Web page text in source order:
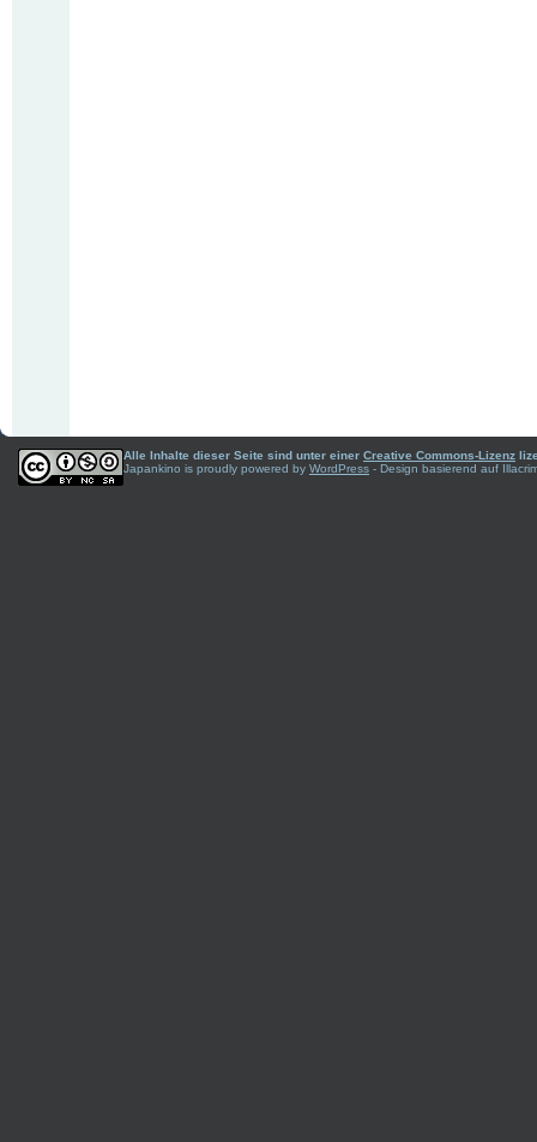
Alle Inhalte dieser Seite sind unter einer Creative Commons-Lizenz
Japankino is proudly powered by WordPress - Design basierend auf